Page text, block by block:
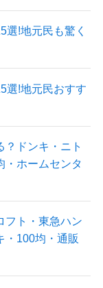
!地元民も驚く
選!地元民おすす
ドンキ・ニト
・ホームセンタ
フト・東急ハン
・100均・通販